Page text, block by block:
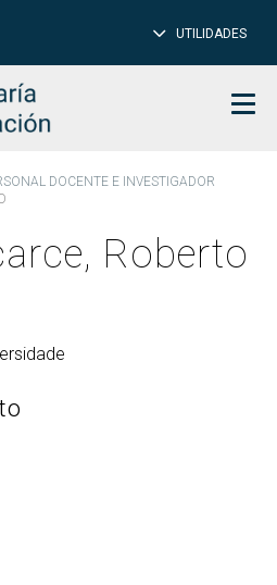
UTILIDADES
DOCENTE E INVESTIGADOR
Roberto